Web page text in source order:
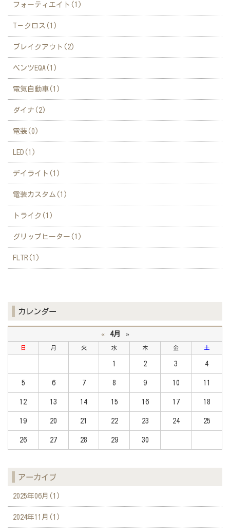
フォーティエイト(1)
T－クロス(1)
ブレイクアウト(2)
ベンツEQA(1)
電気自動車(1)
ダイナ(2)
電装(0)
LED(1)
デイライト(1)
電装カスタム(1)
トライク(1)
グリップヒーター(1)
FLTR(1)
カレンダー
« 4月 »
日 月 火 水 木 金 土
1 2 3 4
5 6 7 8 9 10 11
12 13 14 15 16 17 18
19 20 21 22 23 24 25
26 27 28 29 30
アーカイブ
2025年06月(1)
2024年11月(1)